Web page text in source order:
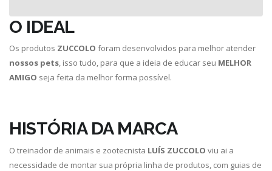
O IDEAL
Os produtos ZUCCOLO foram desenvolvidos para melhor atender
nossos pets, isso tudo, para que a ideia de educar seu MELHOR
AMIGO seja feita da melhor forma possível.
HISTÓRIA DA MARCA
O treinador de animais e zootecnista LUÍS ZUCCOLO viu ai a
necessidade de montar sua própria linha de produtos, com guias de